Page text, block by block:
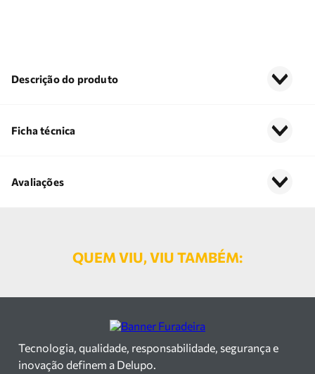
Descrição do produto
Ficha técnica
Avaliações
QUEM VIU, VIU TAMBÉM:
Tecnologia, qualidade, responsabilidade, segurança e
inovação definem a Delupo.